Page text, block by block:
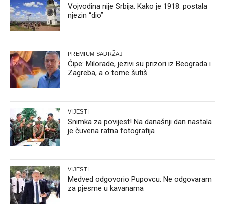
Vojvodina nije Srbija. Kako je 1918. postala
njezin “dio”
PREMIUM SADRŽAJ
Ćipe: Milorade, jezivi su prizori iz Beograda i
Zagreba, a o tome šutiš
VIJESTI
Snimka za povijest! Na današnji dan nastala
je čuvena ratna fotografija
VIJESTI
Medved odgovorio Pupovcu: Ne odgovaram
za pjesme u kavanama